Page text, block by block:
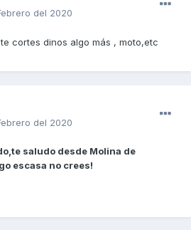
del 2020
cortes dinos algo más , moto,etc
del 2020
saludo desde Molina de
escasa no crees!